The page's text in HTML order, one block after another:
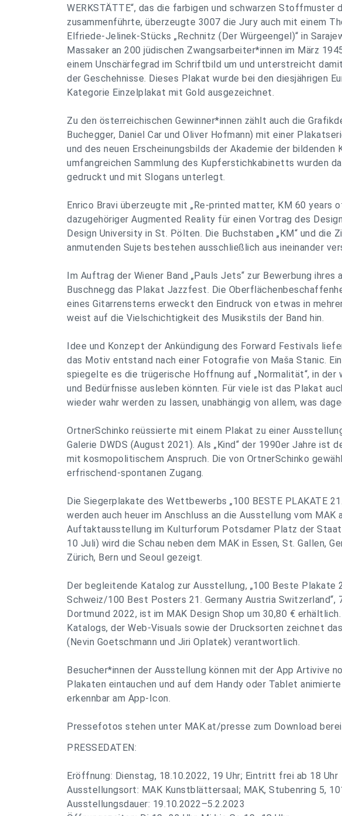
WERKSTÄTTE“, das die farbigen und schwarzen Stoffmuster
zusammenführte, überzeugte 3007 die Jury auch mit einem
Elfriede-Jelinek-Stücks „Rechnitz (Der Würgeengel)“ in
Massaker an 200 jüdischen Zwangsarbeiter*innen im März
einem Unschärfegrad im Schriftbild um und unterstreicht
der Geschehnisse. Dieses Plakat wurde bei den diesjährigen
Kategorie Einzelplakat mit Gold ausgezeichnet.
Zu den österreichischen Gewinner*innen zählt auch die
Buchegger, Daniel Car und Oliver Hofmann) mit einer
und des neuen Erscheinungsbilds der Akademie der bildenden
umfangreichen Sammlung des Kupferstichkabinetts wurden
gedruckt und mit Slogans unterlegt.
Enrico Bravi überzeugte mit „Re-printed matter, KM 60 years
dazugehöriger Augmented Reality für einen Vortrag des
Design University in St. Pölten. Die Buchstaben „KM“ und die
anmutenden Sujets bestehen ausschließlich aus ineinander
Im Auftrag der Wiener Band „Pauls Jets“ zur Bewerbung
Buschnegg das Plakat Jazzfest. Die
eines Gitarrensterns erweckt den Eindruck von etwas in
weist auf die Vielschichtigkeit des Musikstils der Band hin.
Idee und Konzept der Ankündigung des Forward Festivals
das Motiv entstand nach einer Fotografie von Maša Stanic.
spiegelte es die trügerische Hoffnung auf „Normalität“, in der
und Bedürfnisse ausleben könnten. Für viele ist das Plakat
wieder wahr werden zu lassen, unabhängig von allem, was
OrtnerSchinko reüssierte mit einem Plakat zu einer
Galerie DWDS (August 2021). Als „Kind“ der 1990er Jahre
mit kosmopolitischem Anspruch. Die von OrtnerSchinko
erfrischend-spontanen Zugang.
Die Siegerplakate des Wettbewerbs „100 BESTE PLAKATE
werden auch heuer im Anschluss an die Ausstellung vom MAK
Auftaktausstellung im Kulturforum Potsdamer Platz der
10 Juli) wird die Schau neben dem MAK in Essen, St. Gallen,
Zürich, Bern und Seoul gezeigt.
Der begleitende Katalog zur Ausstellung, „100 Beste Plakate
Schweiz/100 Best Posters 21. Germany Austria Switzerland“,
Dortmund 2022, ist im MAK Design Shop um 30,80 €
Katalogs, der Web-Visuals sowie der Drucksorten zeichnet
(Nevin Goetschmann und Jiri Oplatek) verantwortlich.
Besucher*innen der Ausstellung können mit der App Artivive
Plakaten eintauchen und auf dem Handy oder Tablet
erkennbar am App-Icon.
Pressefotos stehen unter MAK.at/presse zum Download
PRESSEDATEN:
Eröffnung: Dienstag, 18.10.2022, 19 Uhr; Eintritt frei ab 18 Uhr
Ausstellungsort: MAK Kunstblättersaal; MAK, Stubenring 5,
Ausstellungsdauer: 19.10.2022–5.2.2023